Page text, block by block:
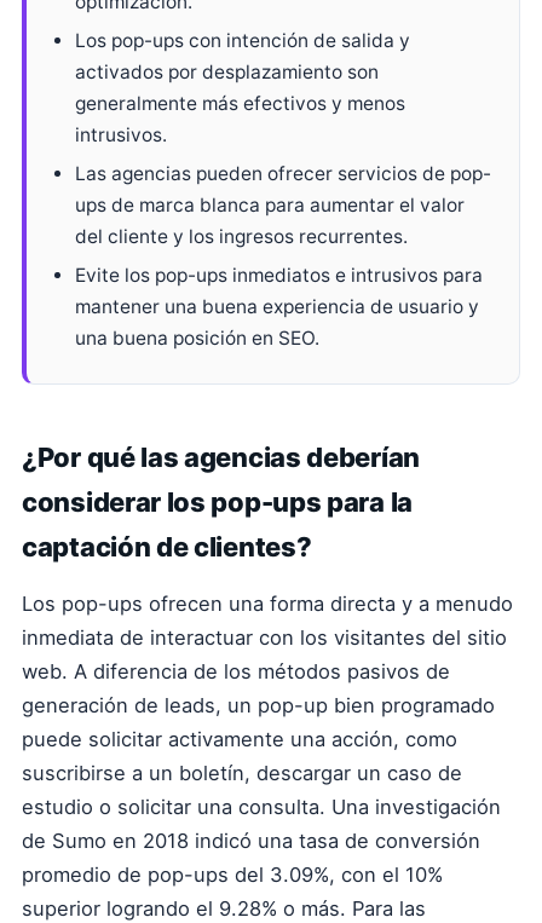
Los pop-ups con intención de salida y
activados por desplazamiento son
generalmente más efectivos y menos
intrusivos.
Las agencias pueden ofrecer servicios de pop-
ups de marca blanca para aumentar el valor
del cliente y los ingresos recurrentes.
Evite los pop-ups inmediatos e intrusivos para
mantener una buena experiencia de usuario y
una buena posición en SEO.
¿Por qué las agencias deberían
considerar los pop-ups para la
captación de clientes?
Los pop-ups ofrecen una forma directa y a menudo
inmediata de interactuar con los visitantes del sitio
web. A diferencia de los métodos pasivos de
generación de leads, un pop-up bien programado
puede solicitar activamente una acción, como
suscribirse a un boletín, descargar un caso de
estudio o solicitar una consulta. Una investigación
de Sumo en 2018 indicó una tasa de conversión
promedio de pop-ups del 3.09%, con el 10%
superior logrando el 9.28% o más. Para las